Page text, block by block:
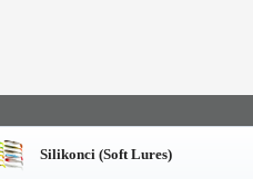
Silikonci (Soft Lures)